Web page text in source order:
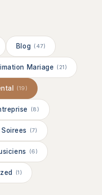
Blog (47)
Mariage (21)
(19)
(8)
(7)
(6)
(1)